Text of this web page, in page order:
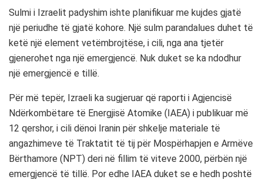
Sulmi i Izraelit padyshim ishte planifikuar me kujdes gjatë
një periudhe të gjatë kohore. Një sulm parandalues ​​duhet të
ketë një element vetëmbrojtëse, i cili, nga ana tjetër
gjenerohet nga një emergjencë. Nuk duket se ka ndodhur
një emergjencë e tillë.
Për më tepër, Izraeli ka sugjeruar që raporti i Agjencisë
Ndërkombëtare të Energjisë Atomike (IAEA) i publikuar më
12 qershor, i cili dënoi Iranin për shkelje materiale të
angazhimeve të Traktatit të tij për Mospërhapjen e Armëve
Bërthamore (NPT) deri në fillim të viteve 2000, përbën një
emergjencë të tillë. Por edhe IAEA duket se e hedh poshtë